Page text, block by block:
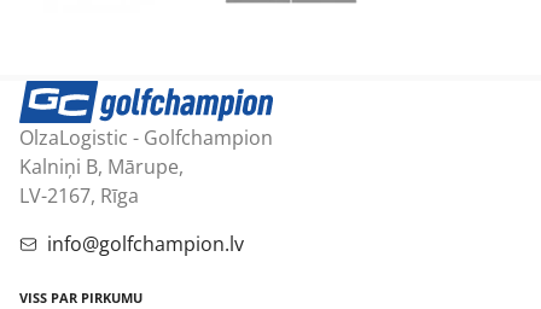
OlzaLogistic - Golfchampion
Kalniņi B, Mārupe,
LV-2167, Rīga
info@golfchampion.lv
VISS PAR PIRKUMU